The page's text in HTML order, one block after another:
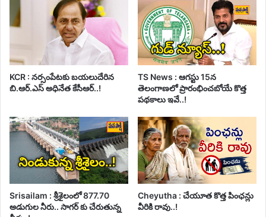
KCR : నర్సంపేటకు బయలుదేరిన
బి.ఆర్.ఎస్ అధినేత కేసీఆర్..!
TS News : ఆగస్టు 15న
తెలంగాణలో ప్రారంభించబోయే కొత్త
పథకాలు ఇవే..!
Srisailam : శ్రీశైలంలో 877.70
అడుగుల నీరు.. సాగర్ కు చేరుతున్న
Cheyutha : చేయూత కొత్త పింఛన్లు
వీరికి రావు..!